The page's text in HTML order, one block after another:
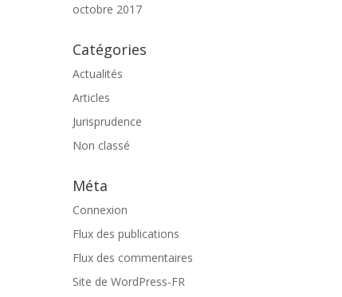
octobre 2017
Catégories
Actualités
Articles
Jurisprudence
Non classé
Méta
Connexion
Flux des publications
Flux des commentaires
Site de WordPress-FR